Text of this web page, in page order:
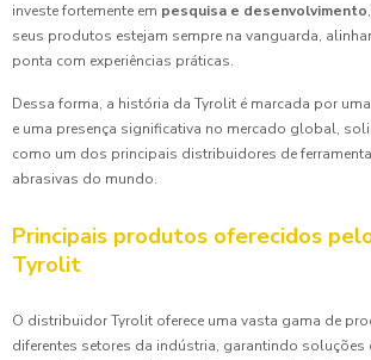
investe fortemente em pesquisa e desenvolvimento
seus produtos estejam sempre na vanguarda,
ponta com experiências práticas.
Dessa forma, a história da Tyrolit é marcada por
e uma presença significativa no mercado global,
como um dos principais distribuidores de
abrasivas do mundo.
Principais produtos oferecidos
Tyrolit
O distribuidor Tyrolit oferece uma vasta gama de
diferentes setores da indústria, garantindo soluções